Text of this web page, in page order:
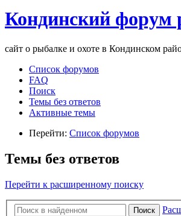
Кондинский форум
сайт о рыбалке и охоте в Кондинском
Список форумов
FAQ
Поиск
Темы без ответов
Активные темы
Перейти: Список форумов
Темы без ответов
Перейти к расширенному поиску
Поиск